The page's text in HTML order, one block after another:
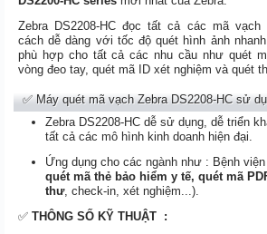
Zebra DS2208-HC đọc tất cả các mã vạch
cách dễ dàng với tốc độ quét hình ảnh
phù hợp cho tất cả các nhu cầu như quét
vòng đeo tay, quét mã ID xét nghiệm và quét
✅ Máy quét mã vạch Zebra DS2208-HC sử
Zebra DS2208-HC dễ sử dụng, dễ triển
tất cả các mô hình kinh doanh hiện đại.
Ứng dụng cho các ngành như : Bệnh
quét mã thẻ bảo hiểm y tế, quét mã
thư, check-in, xét nghiệm...).
✅ THÔNG SỐ KỸ THUẬT :